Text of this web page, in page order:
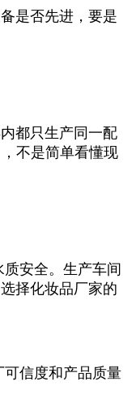
是否先进，要是
都只生产同一配
不是简单看懂现
安全。生产车间
择化妆品厂家的
信度和产品质量